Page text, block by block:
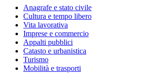
Anagrafe e stato civile
Cultura e tempo libero
Vita lavorativa
Imprese e commercio
Appalti pubblici
Catasto e urbanistica
Turismo
Mobilità e trasporti